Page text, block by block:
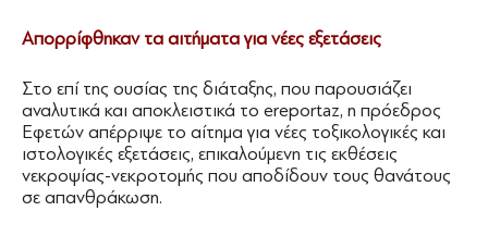
Απορρίφθηκαν τα αιτήματα για νέες εξετάσεις
Στο επί της ουσίας της διάταξης, που παρουσιάζει
αναλυτικά και αποκλειστικά το ereportaz, η πρόεδρος
Εφετών απέρριψε το αίτημα για νέες τοξικολογικές και
ιστολογικές εξετάσεις, επικαλούμενη τις εκθέσεις
νεκροψίας-νεκροτομής που αποδίδουν τους θανάτους
σε απανθράκωση.